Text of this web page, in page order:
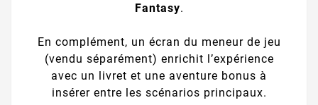
Fantasy.
En complément, un écran du meneur de jeu
(vendu séparément) enrichit l’expérience
avec un livret et une aventure bonus à
insérer entre les scénarios principaux.